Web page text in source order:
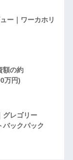
ー｜ワーカホリ
額の約
万円)
グレゴリー
バックパック